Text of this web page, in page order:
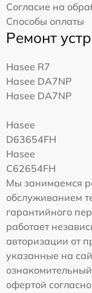
Согласие на
Способы оплаты
Ремонт
Hasee R7
Hasee DA7NP
Hasee DA7NP
Hasee
D63654FH
Hasee
C62654FH
Мы занимаемся
обслуживанием
гарантийного
работает
авторизации от
указанные на
офертой